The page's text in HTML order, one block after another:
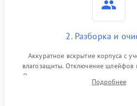
2. Разборка и
Аккуратное вскрытие корпуса с
влагозащиты. Отключение шлейфов
Очистка внутренних плат от
обработка германиевого объектива
Подробнее